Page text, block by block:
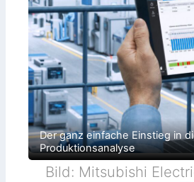
Der ganz einfache Einstieg in
Produktionsanalyse
Bild: Mitsubishi